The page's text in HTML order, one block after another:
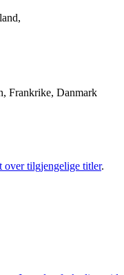
Frankrike, Danmark
over tilgjengelige titler.